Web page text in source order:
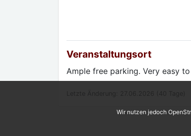
Veranstaltungsort
Ample free parking. Very easy
Wir nutzen jedoch